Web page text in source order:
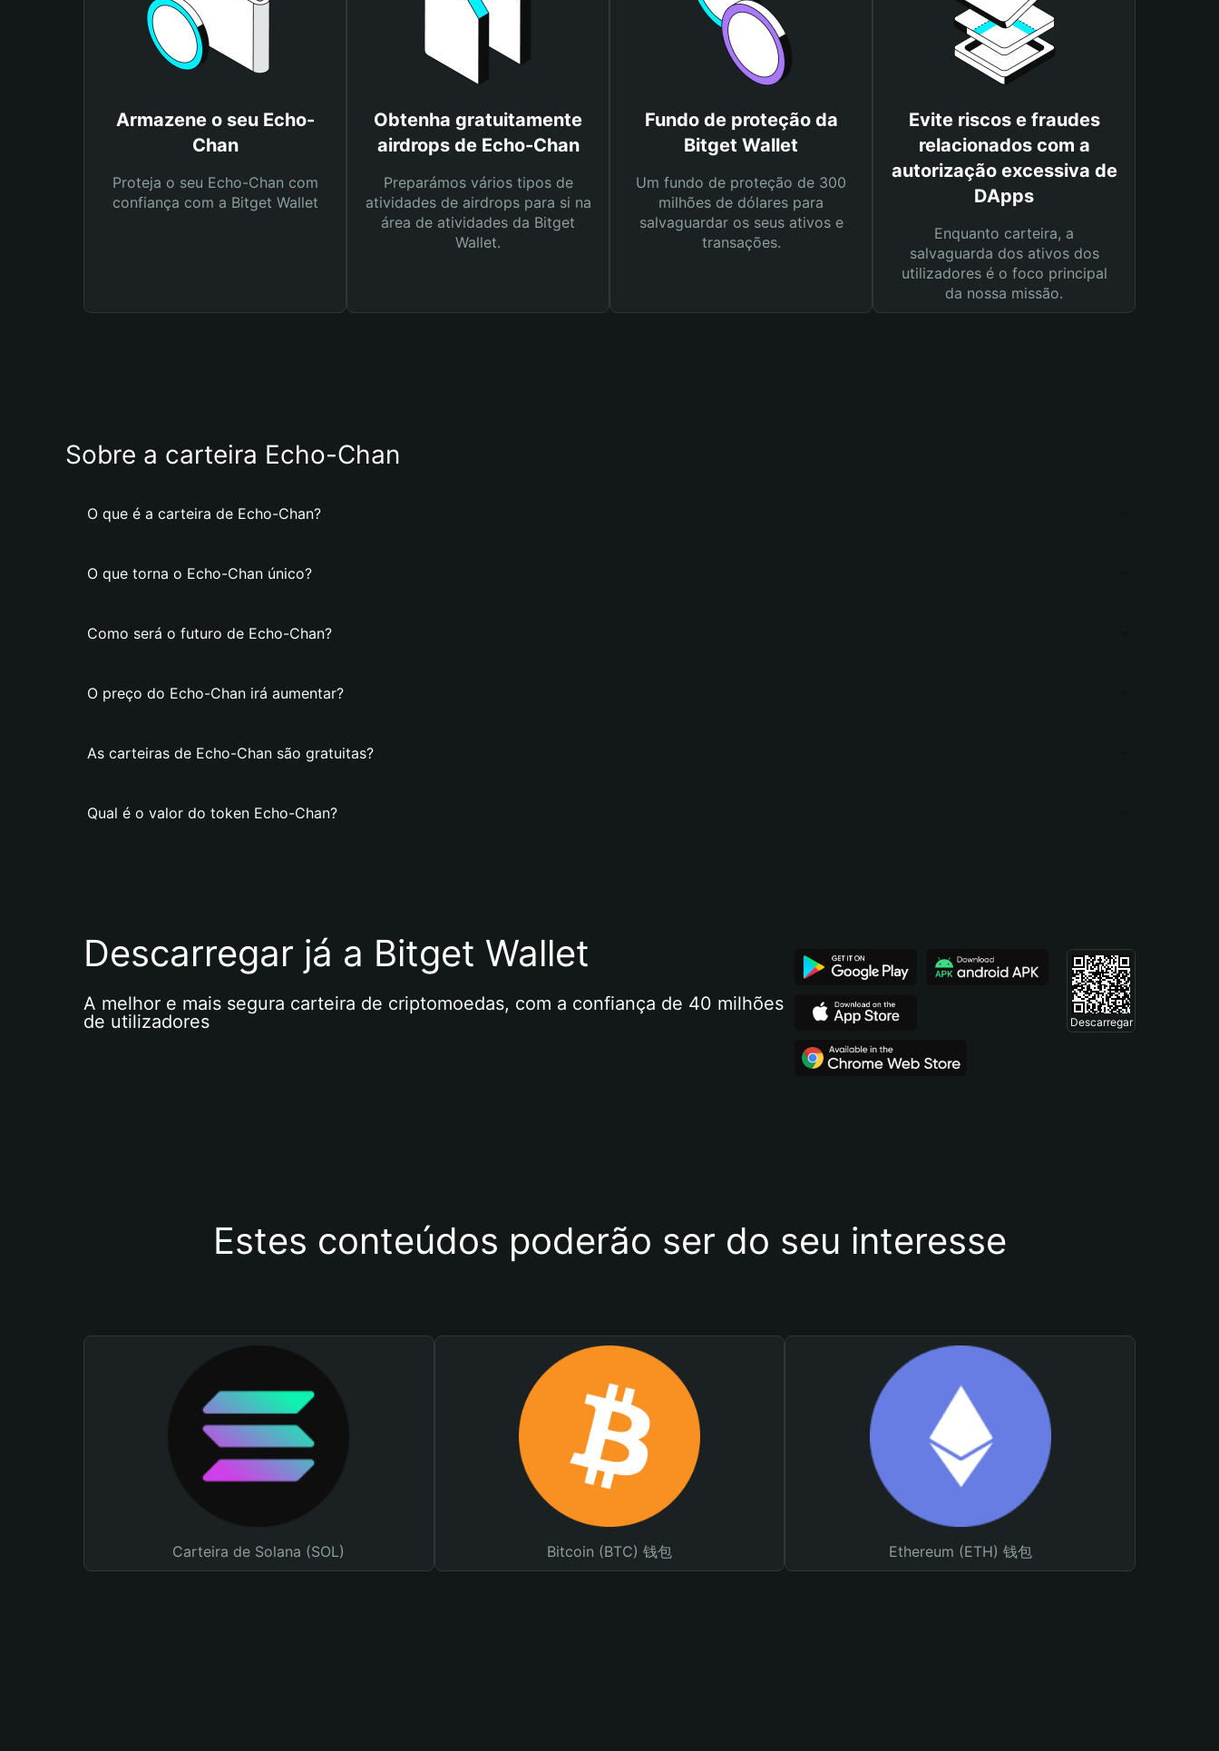
Armazene o seu Echo-
Chan
Proteja o seu Echo-Chan com
confiança com a Bitget Wallet
Obtenha gratuitamente
airdrops de Echo-Chan
Preparámos vários tipos de
atividades de airdrops para si na
área de atividades da Bitget
Wallet.
Fundo de proteção da
Bitget Wallet
Um fundo de proteção de 300
milhões de dólares para
salvaguardar os seus ativos e
transações.
Evite riscos e fraudes
relacionados com a
autorização excessiva de
DApps
Enquanto carteira, a
salvaguarda dos ativos dos
utilizadores é o foco principal
da nossa missão.
Sobre a carteira Echo-Chan
O que é a carteira de Echo-Chan?
O que torna o Echo-Chan único?
Como será o futuro de Echo-Chan?
O preço do Echo-Chan irá aumentar?
As carteiras de Echo-Chan são gratuitas?
Qual é o valor do token Echo-Chan?
Descarregar já a Bitget Wallet
A melhor e mais segura carteira de criptomoedas, com a confiança de 40 milhões
de utilizadores
Descarregar
Estes conteúdos poderão ser do seu interesse
Carteira de Solana (SOL) Bitcoin (BTC) 钱包 Ethereum (ETH) 钱包